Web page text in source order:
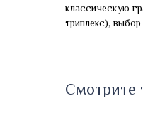
классическую
триплекс),
Смотрите